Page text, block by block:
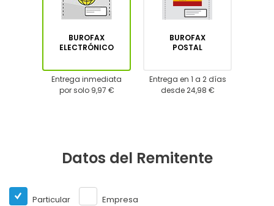
BUROFAX
ELECTRÓNICO
Entrega inmediata
por solo 9,97 €
BUROFAX
POSTAL
Entrega en 1 a 2 días
desde 24,98 €
Datos del Remitente
Particular Empresa